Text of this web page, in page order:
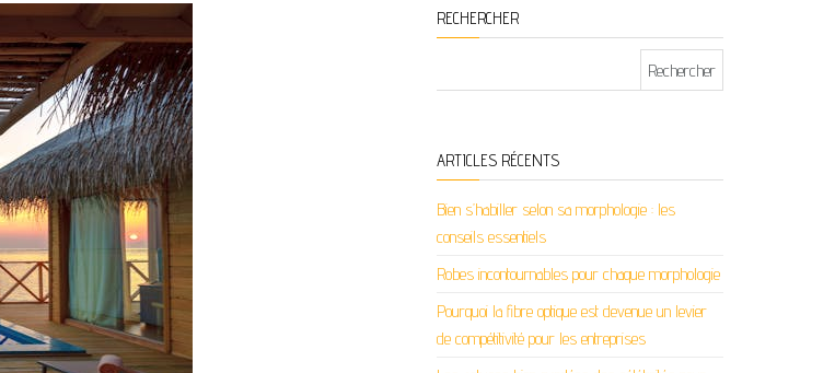
RECHERCHER
ARTICLES RÉCENTS
Bien s’habiller selon sa morphologie : les
conseils essentiels
Robes incontournables pour chaque morphologie
Pourquoi la fibre optique est devenue un levier
de compétitivité pour les entreprises